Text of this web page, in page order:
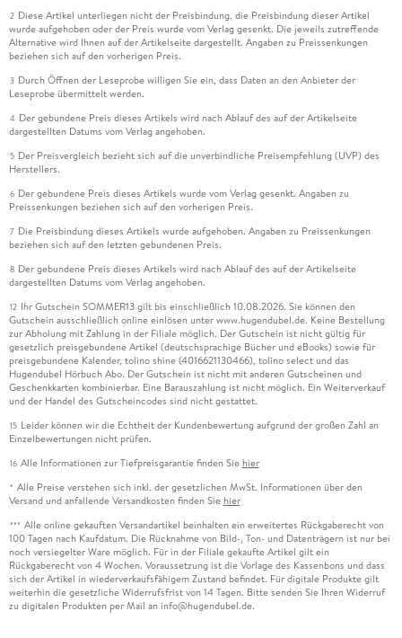
2 Diese Artikel unterliegen nicht der Preisbindung, die Preisbindung dieser Artikel
wurde aufgehoben oder der Preis wurde vom Verlag gesenkt. Die jeweils zutreffende
Alternative wird Ihnen auf der Artikelseite dargestellt. Angaben zu Preissenkungen
beziehen sich auf den vorherigen Preis.
3 Durch Öffnen der Leseprobe willigen Sie ein, dass Daten an den Anbieter der
Leseprobe übermittelt werden.
4 Der gebundene Preis dieses Artikels wird nach Ablauf des auf der Artikelseite
dargestellten Datums vom Verlag angehoben.
5 Der Preisvergleich bezieht sich auf die unverbindliche Preisempfehlung (UVP) des
Herstellers.
6 Der gebundene Preis dieses Artikels wurde vom Verlag gesenkt. Angaben zu
Preissenkungen beziehen sich auf den vorherigen Preis.
7 Die Preisbindung dieses Artikels wurde aufgehoben. Angaben zu Preissenkungen
beziehen sich auf den letzten gebundenen Preis.
8 Der gebundene Preis dieses Artikels wird nach Ablauf des auf der Artikelseite
dargestellten Datums vom Verlag angehoben.
12 Ihr Gutschein SOMMER13 gilt bis einschließlich 10.08.2026. Sie können den
Gutschein ausschließlich online einlösen unter www.hugendubel.de. Keine Bestellung
zur Abholung mit Zahlung in der Filiale möglich. Der Gutschein ist nicht gültig für
gesetzlich preisgebundene Artikel (deutschsprachige Bücher und eBooks) sowie für
preisgebundene Kalender, tolino shine (4016621130466), tolino select und das
Hugendubel Hörbuch Abo. Der Gutschein ist nicht mit anderen Gutscheinen und
Geschenkkarten kombinierbar. Eine Barauszahlung ist nicht möglich. Ein Weiterverkauf
und der Handel des Gutscheincodes sind nicht gestattet.
15 Leider können wir die Echtheit der Kundenbewertung aufgrund der großen Zahl an
Einzelbewertungen nicht prüfen.
16 Alle Informationen zur Tiefpreisgarantie finden Sie hier
* Alle Preise verstehen sich inkl. der gesetzlichen MwSt. Informationen über den
Versand und anfallende Versandkosten finden Sie hier
*** Alle online gekauften Versandartikel beinhalten ein erweitertes Rückgaberecht von
100 Tagen nach Kaufdatum. Die Rücknahme von Bild-, Ton- und Datenträgern ist nur bei
noch versiegelter Ware möglich. Für in der Filiale gekaufte Artikel gilt ein
Rückgaberecht von 4 Wochen. Voraussetzung ist die Vorlage des Kassenbons und dass
sich der Artikel in wiederverkaufsfähigem Zustand befindet. Für digitale Produkte gilt
weiterhin die gesetzliche Widerrufsfrist von 14 Tagen. Bitte senden Sie Ihren Widerruf
zu digitalen Produkten per Mail an info@hugendubel.de.